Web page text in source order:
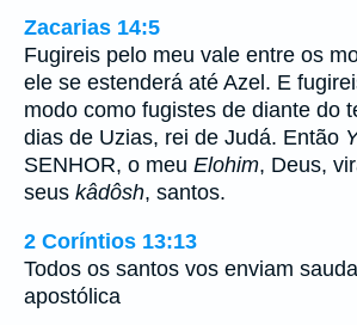
Zacarias 14:5
Fugireis pelo meu vale entre os
ele se estenderá até Azel. E
modo como fugistes de diante do
dias de Uzias, rei de Judá. Então
SENHOR, o meu Elohim, Deus,
seus kâdôsh, santos.
2 Coríntios 13:13
Todos os santos vos enviam
apostólica